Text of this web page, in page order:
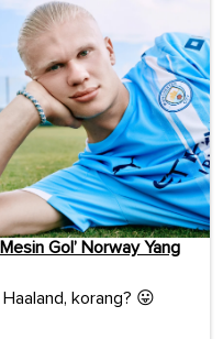
Gol’ Norway Yang
korang? 😛